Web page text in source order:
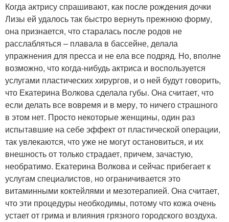
Когда актрису спрашивают, как после рождения дочки
Лизы ей удалось так быстро вернуть прежнюю форму,
она признается, что старалась после родов не
расслабляться – плавала в бассейне, делала
упражнения для пресса и не ела все подряд. Но, вполне
возможно, что когда-нибудь актриса и воспользуется
услугами пластических хирургов, и о ней будут говорить,
что Екатерина Волкова сделала губы. Она считает, что
если делать все вовремя и в меру, то ничего страшного
в этом нет. Просто некоторые женщины, один раз
испытавшие на себе эффект от пластической операции,
так увлекаются, что уже не могут остановиться, и их
внешность от только страдает, причем, зачастую,
необратимо. Екатерина Волкова и сейчас прибегает к
услугам специалистов, но ограничивается это
витаминными коктейлями и мезотерапией. Она считает,
что эти процедуры необходимы, потому что кожа очень
устает от грима и влияния грязного городского воздуха.